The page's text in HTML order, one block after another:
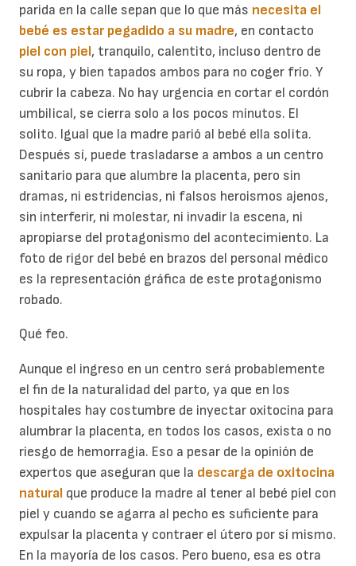
parida en la calle sepan que lo que más necesita el
bebé es estar pegadido a su madre, en contacto
piel con piel, tranquilo, calentito, incluso dentro de
su ropa, y bien tapados ambos para no coger frío. Y
cubrir la cabeza. No hay urgencia en cortar el cordón
umbilical, se cierra solo a los pocos minutos. El
solito. Igual que la madre parió al bebé ella solita.
Después sí, puede trasladarse a ambos a un centro
sanitario para que alumbre la placenta, pero sin
dramas, ni estridencias, ni falsos heroismos ajenos,
sin interferir, ni molestar, ni invadir la escena, ni
apropiarse del protagonismo del acontecimiento. La
foto de rigor del bebé en brazos del personal médico
es la representación gráfica de este protagonismo
robado.
Qué feo.
Aunque el ingreso en un centro será probablemente
el fin de la naturalidad del parto, ya que en los
hospitales hay costumbre de inyectar oxitocina para
alumbrar la placenta, en todos los casos, exista o no
riesgo de hemorragia. Eso a pesar de la opinión de
expertos que aseguran que la descarga de oxitocina
natural que produce la madre al tener al bebé piel con
piel y cuando se agarra al pecho es suficiente para
expulsar la placenta y contraer el útero por sí mismo.
En la mayoría de los casos. Pero bueno, esa es otra